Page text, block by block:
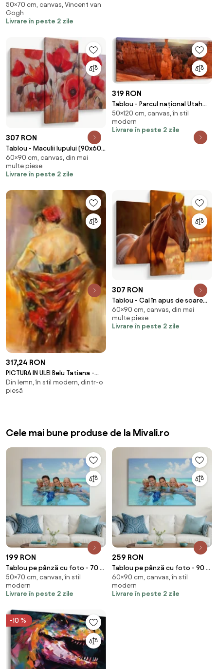
Cézanne, Still Life with Milk Jug
and Fruit, reproducere (70x50
cm)
50×70 cm, canvas, Vincent van
Gogh
Livrare în peste 2 zile
307 RON
Tablou - Maculii lupului (90x60
cm)
60×90 cm, canvas, din mai
multe piese
Livrare în peste 2 zile
319 RON
Tablou - Parcul național Utah
(120x50 cm)
50×120 cm, canvas, în stil
modern
Livrare în peste 2 zile
317,24 RON
PICTURA IN ULEI Belu Tatiana -
SILUETA - BT-1027
Din lemn, în stil modern, dintr-o
piesă
307 RON
Tablou - Cal în apus de soare
(90x60 cm)
60×90 cm, canvas, din mai
multe piese
Livrare în peste 2 zile
Cele mai bune produse de la Mivali.ro
199 RON
Tablou pe pânză cu foto - 70 x
50 cm (70x50 cm)
50×70 cm, canvas, în stil
modern
Livrare în peste 2 zile
259 RON
Tablou pe pânză cu foto - 90 x
60 cm (90x60 cm)
60×90 cm, canvas, în stil
modern
Livrare în peste 2 zile
-10 %